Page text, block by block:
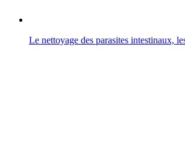
Le nettoyage des parasites intestinaux,